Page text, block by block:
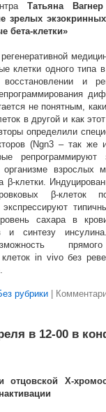
Татьяна
зрелых
бета-клетки»
клетки одного типа
и
не понятным,
в другой и как
определили
(Ngn3 – так же
репрограммируют
организме взрослых
β-клетки.
β-
экспрессируют
сахара в
и синтезу
прямого
in vivo без
рубрики
в 12-00 в
отцовской Х-